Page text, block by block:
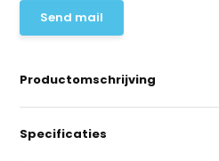
Send mail
Productomschrijving
Specificaties